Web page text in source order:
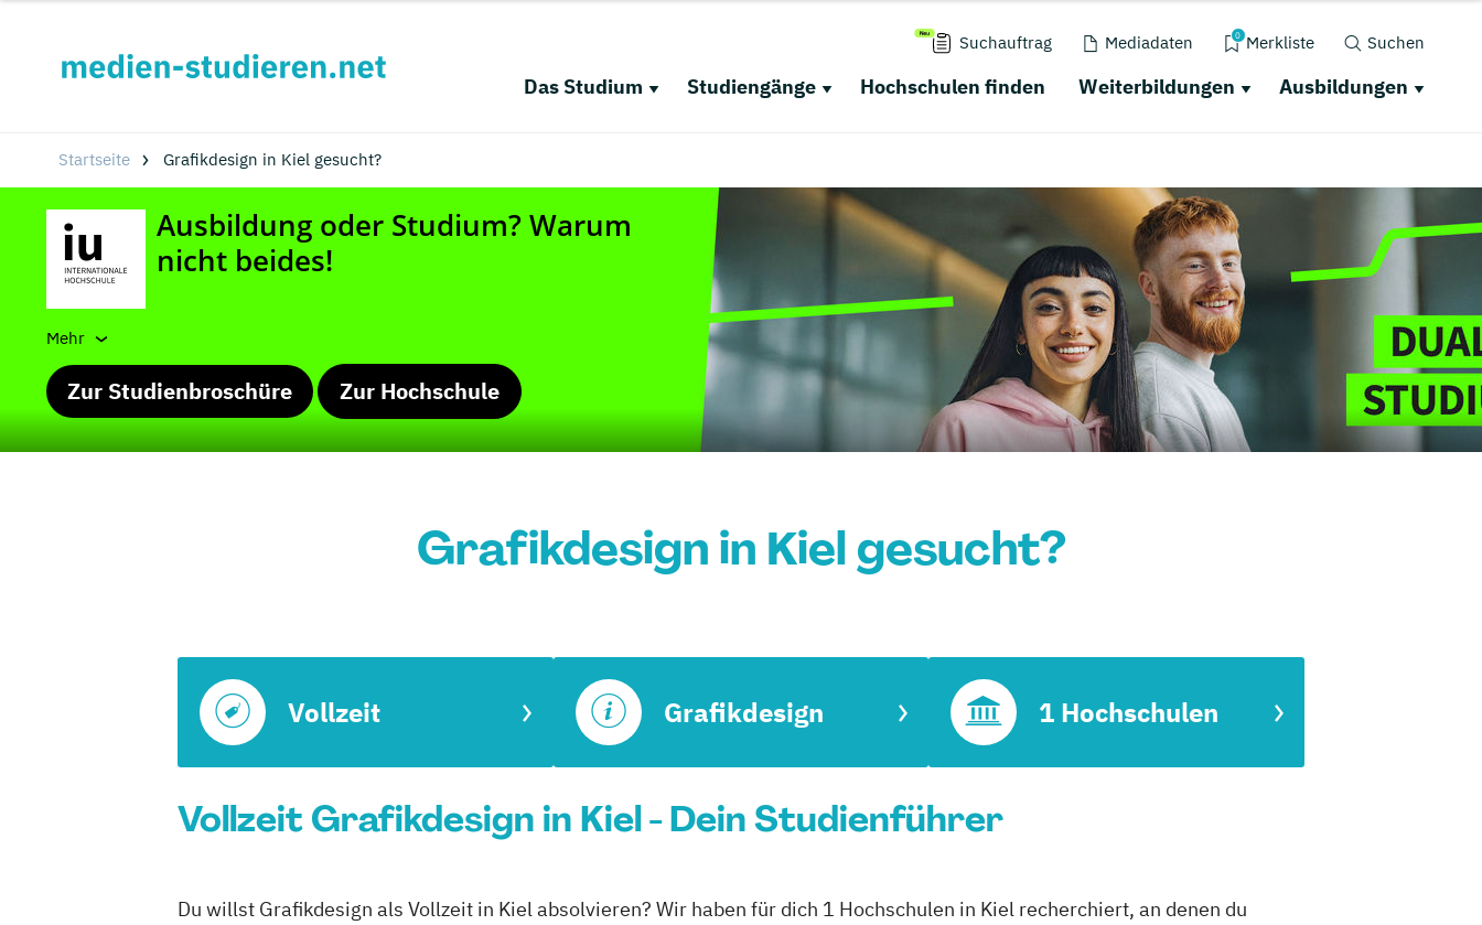
Suchauftrag Mediadaten 0 Merkliste Suchen
Das Studium Studiengänge Hochschulen finden Weiterbildungen Ausbildungen
Startseite Grafikdesign in Kiel gesucht?
Mehr
Zur Studienbroschüre Zur Hochschule
Grafikdesign in Kiel gesucht?
Vollzeit Grafikdesign 1 Hochschulen
Vollzeit Grafikdesign in Kiel - Dein Studienführer
Du willst Grafikdesign als Vollzeit in Kiel absolvieren? Wir haben für dich 1 Hochschulen in Kiel recherchiert, an denen du